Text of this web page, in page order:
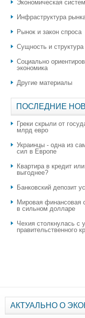
Экономическая
Инфраструктура
Рынок и закон спроса
Сущность и
Социально
экономика
Другие материалы
ПОСЛЕДНИЕ
Греки скрыли от
млрд евро
Украинцы - одна из
сил в Европе
Квартира в кредит
выгоднее?
​Банковский депозит
Мировая финансовая
в сильном долларе
Чехия столкнулась с
правительственного
АКТУАЛЬНО О